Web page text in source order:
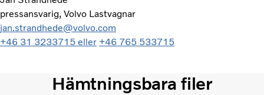
pressansvarig, Volvo Lastvagnar
jan.strandhede@volvo.com
+46 31 3233715 eller +46 765 533715
Hämtningsbara filer